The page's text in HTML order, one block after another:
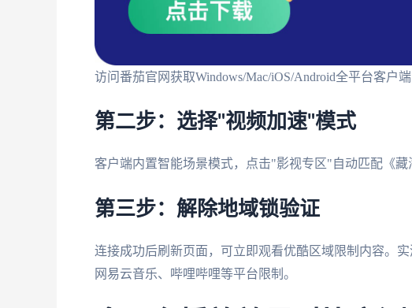
访问番茄官网获取Windows/Mac/iOS/Android全平台客户
第二步：选择"视频加速"模式
客户端内置智能场景模式，点击"影视专区"自动匹配《藏
第三步：解除地域锁验证
连接成功后刷新页面，可立即观看优酷区域限制内容。
网易云音乐、哔哩哔哩等平台限制。